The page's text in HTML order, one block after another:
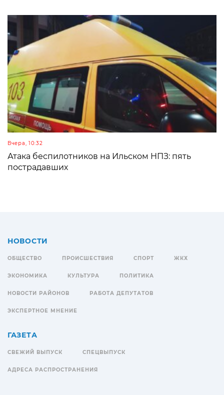
Вчера, 10:32
Атака беспилотников на Ильском НПЗ: пять
пострадавших
НОВОСТИ
ОБЩЕСТВО ПРОИСШЕСТВИЯ СПОРТ ЖКХ
ЭКОНОМИКА КУЛЬТУРА ПОЛИТИКА
НОВОСТИ РАЙОНОВ РАБОТА ДЕПУТАТОВ
ЭКСПЕРТНОЕ МНЕНИЕ
ГАЗЕТА
СВЕЖИЙ ВЫПУСК СПЕЦВЫПУСК
АДРЕСА РАСПРОСТРАНЕНИЯ